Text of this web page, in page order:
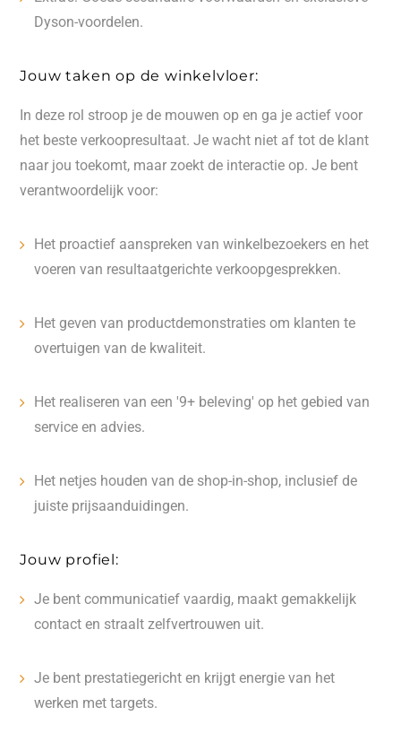
Dyson-voordelen.
Jouw taken op de winkelvloer:
In deze rol stroop je de mouwen op en ga je actief voor
het beste verkoopresultaat. Je wacht niet af tot de klant
naar jou toekomt, maar zoekt de interactie op. Je bent
verantwoordelijk voor:
Het proactief aanspreken van winkelbezoekers en het
voeren van resultaatgerichte verkoopgesprekken.
Het geven van productdemonstraties om klanten te
overtuigen van de kwaliteit.
Het realiseren van een '9+ beleving' op het gebied van
service en advies.
Het netjes houden van de shop-in-shop, inclusief de
juiste prijsaanduidingen.
Jouw profiel:
Je bent communicatief vaardig, maakt gemakkelijk
contact en straalt zelfvertrouwen uit.
Je bent prestatiegericht en krijgt energie van het
werken met targets.